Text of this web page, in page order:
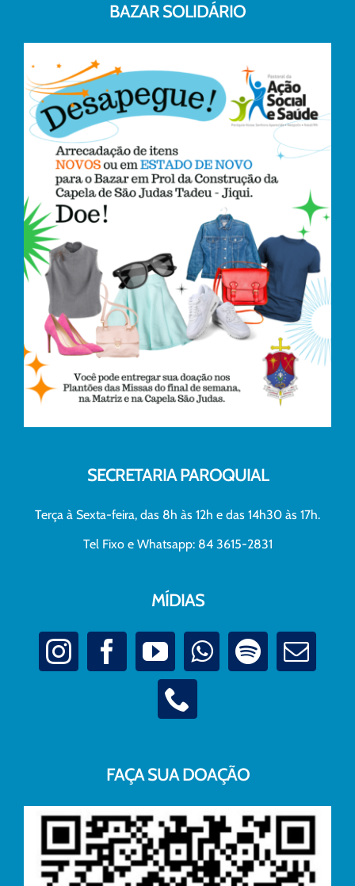
BAZAR SOLIDÁRIO
SECRETARIA PAROQUIAL
Terça à Sexta-feira, das 8h às 12h e das 14h30 às 17h.
Tel Fixo e Whatsapp: 84 3615-2831
MÍDIAS
FAÇA SUA DOAÇÃO